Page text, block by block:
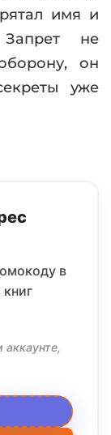
имя и
не
он
уже
в